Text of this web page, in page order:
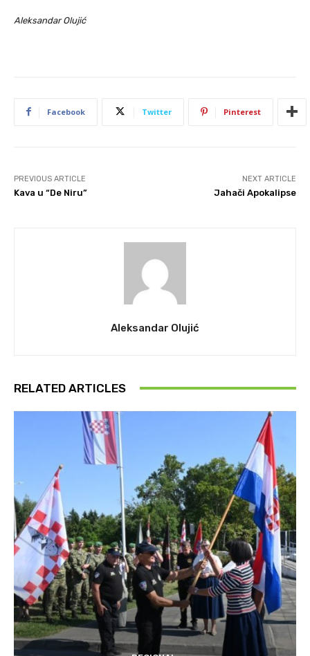
Aleksandar Olujić
Facebook Twitter Pinterest
PREVIOUS ARTICLE
Kava u “De Niru”
NEXT ARTICLE
Jahači Apokalipse
Aleksandar Olujić
RELATED ARTICLES